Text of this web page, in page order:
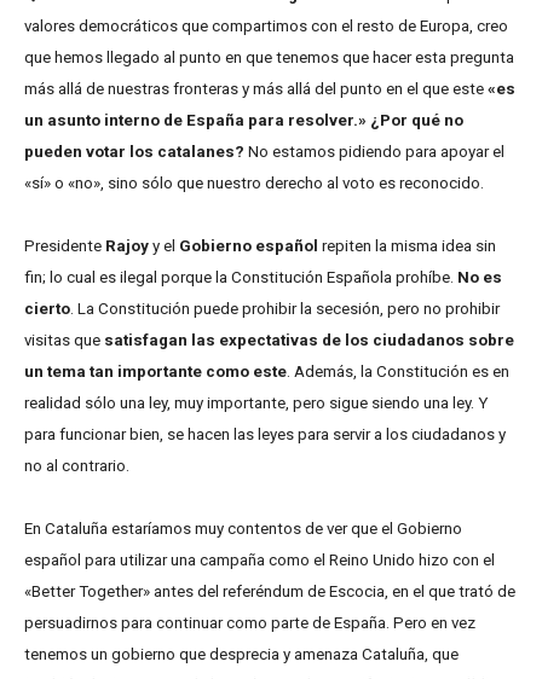
valores democráticos que compartimos con el resto de Europa, creo
que hemos llegado al punto en que tenemos que hacer esta pregunta
más allá de nuestras fronteras y más allá del punto en el que este «es
un asunto interno de España para resolver.» ¿Por qué no
pueden votar los catalanes? No estamos pidiendo para apoyar el
«sí» o «no», sino sólo que nuestro derecho al voto es reconocido.
Presidente Rajoy y el Gobierno español repiten la misma idea sin
fin; lo cual es ilegal porque la Constitución Española prohíbe. No es
cierto. La Constitución puede prohibir la secesión, pero no prohibir
visitas que satisfagan las expectativas de los ciudadanos sobre
un tema tan importante como este. Además, la Constitución es en
realidad sólo una ley, muy importante, pero sigue siendo una ley. Y
para funcionar bien, se hacen las leyes para servir a los ciudadanos y
no al contrario.
En Cataluña estaríamos muy contentos de ver que el Gobierno
español para utilizar una campaña como el Reino Unido hizo con el
«Better Together» antes del referéndum de Escocia, en el que trató de
persuadirnos para continuar como parte de España. Pero en vez
tenemos un gobierno que desprecia y amenaza Cataluña, que